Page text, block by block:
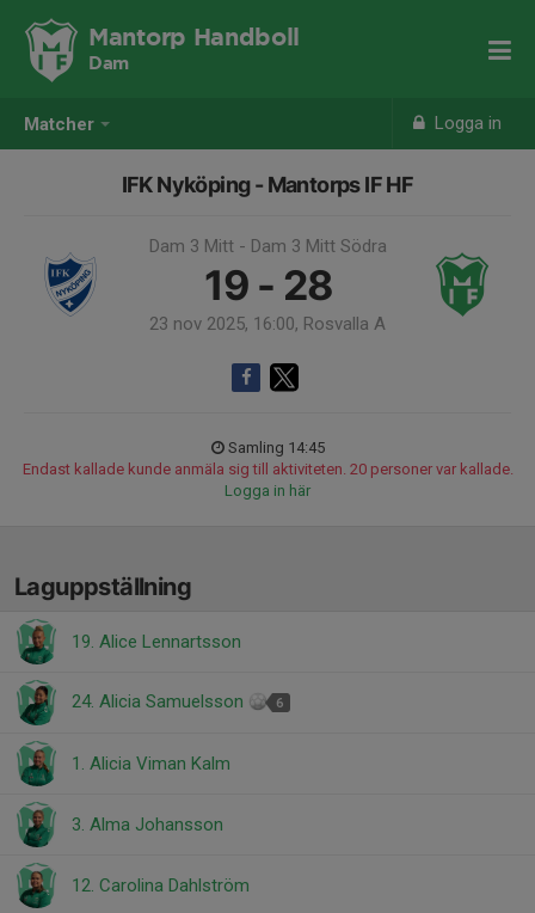
Matcher Logga in
Mantorp Handboll
Dam
IFK Nyköping - Mantorps IF HF
Dam 3 Mitt - Dam 3 Mitt Södra
19 - 28
23 nov 2025, 16:00, Rosvalla A
Samling 14:45
Endast kallade kunde anmäla sig till aktiviteten. 20 personer var kallade.
Logga in här
Laguppställning
19. Alice Lennartsson
24. Alicia Samuelsson 6
1. Alicia Viman Kalm
3. Alma Johansson
12. Carolina Dahlström